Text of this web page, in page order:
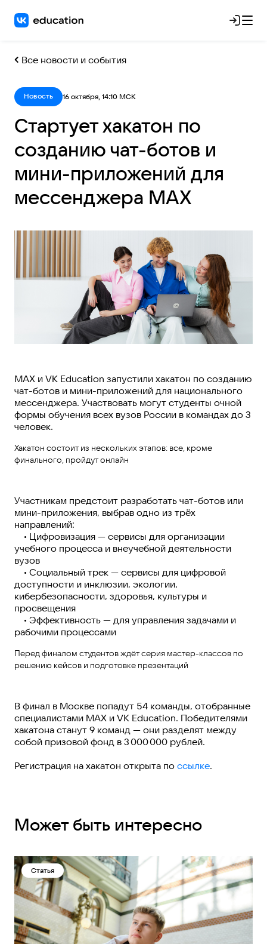
Все новости и события
Новость 16 октября, 14:10 МСК
Стартует хакатон по
созданию чат-ботов и
мини-приложений для
мессенджера MAX
Хакатон состоит из нескольких этапов: все, кроме
финального, пройдут онлайн
MAX и VK Education запустили хакатон по созданию
чат-ботов и мини-приложений для национального
мессенджера. Участвовать могут студенты очной
формы обучения всех вузов России в командах до 3
человек.
Перед финалом студентов ждёт серия мастер-классов по
решению кейсов и подготовке презентаций
Участникам предстоит разработать чат-ботов или
мини-приложения, выбрав одно из трёх
направлений:
• Цифровизация — сервисы для организации
учебного процесса и внеучебной деятельности
вузов
• Социальный трек — сервисы для цифровой
доступности и инклюзии, экологии,
кибербезопасности, здоровья, культуры и
просвещения
• Эффективность — для управления задачами и
рабочими процессами
В финал в Москве попадут 54 команды, отобранные
специалистами МАХ и VK Education. Победителями
хакатона станут 9 команд — они разделят между
собой призовой фонд в 3 000 000 рублей.
Регистрация на хакатон открыта по ссылке.
Может быть интересно
Статья